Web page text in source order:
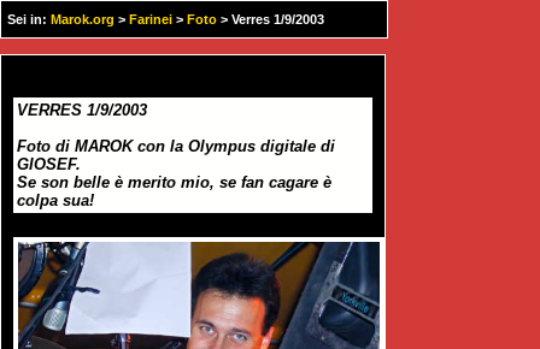
Sei in: Marok.org > Farinei > Foto > Verres 1/9/2003
VERRES 1/9/2003
Foto di MAROK con la Olympus digitale di
GIOSEF.
Se son belle è merito mio, se fan cagare è
colpa sua!